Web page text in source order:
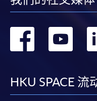
转 转
HKU SPACE 流